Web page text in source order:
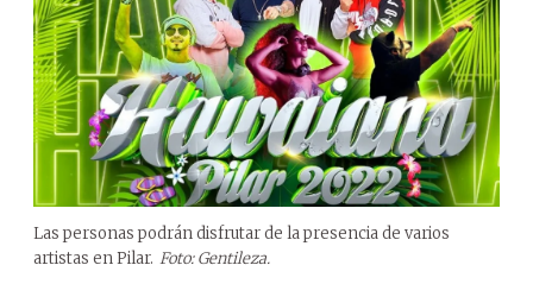
Las personas podrán disfrutar de la presencia de varios
artistas en Pilar. Foto: Gentileza.